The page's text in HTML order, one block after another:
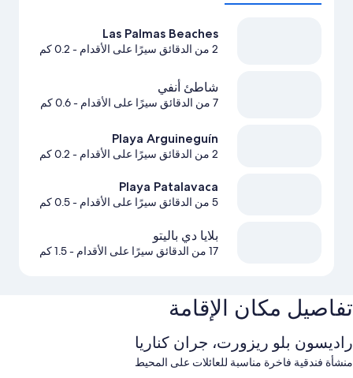
Las Palmas Beaches
2 من الدقائق سيرًا على الأقدام - 0.2 كم
شاطئ أنفي
7 من الدقائق سيرًا على الأقدام - 0.6 كم
Playa Arguineguín
2 من الدقائق سيرًا على الأقدام - 0.2 كم
Playa Patalavaca
5 من الدقائق سيرًا على الأقدام - 0.5 كم
بلايا دي باليتو
17 من الدقائق سيرًا على الأقدام - 1.5 كم
تفاصيل مكان الإقامة
راديسون بلو ريزورت، جران كناريا
منشأة فندقية فاخرة مناسبة للعائلات على المحيط